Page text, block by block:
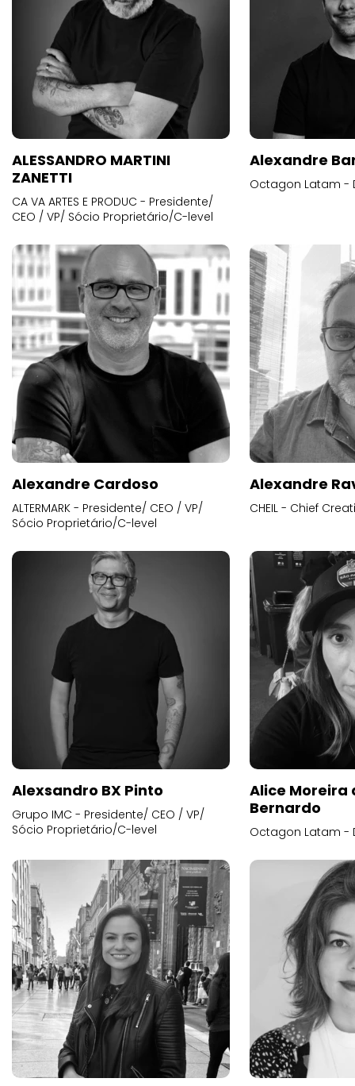
ALESSANDRO MARTINI
ZANETTI
CA VA ARTES E PRODUC - Presidente/
CEO / VP/ Sócio Proprietário/C-level
Alexandre
Octagon Latam -
Alexandre Cardoso
ALTERMARK - Presidente/ CEO / VP/
Sócio Proprietário/C-level
Alexandre
CHEIL - Chief
Alexsandro BX Pinto
Grupo IMC - Presidente/ CEO / VP/
Sócio Proprietário/C-level
Alice
Bernardo
Octagon Latam -